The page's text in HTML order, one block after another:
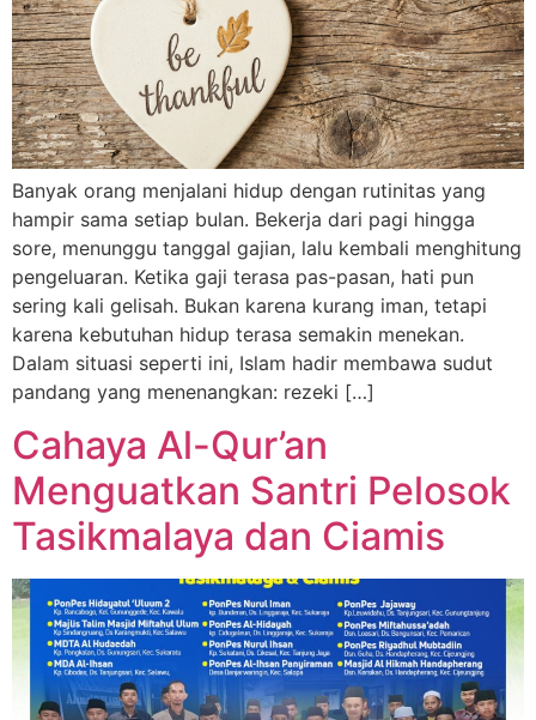
Banyak orang menjalani hidup dengan rutinitas yang
hampir sama setiap bulan. Bekerja dari pagi hingga
sore, menunggu tanggal gajian, lalu kembali menghitung
pengeluaran. Ketika gaji terasa pas-pasan, hati pun
sering kali gelisah. Bukan karena kurang iman, tetapi
karena kebutuhan hidup terasa semakin menekan.
Dalam situasi seperti ini, Islam hadir membawa sudut
pandang yang menenangkan: rezeki […]
Cahaya Al-Qur’an
Menguatkan Santri Pelosok
Tasikmalaya dan Ciamis